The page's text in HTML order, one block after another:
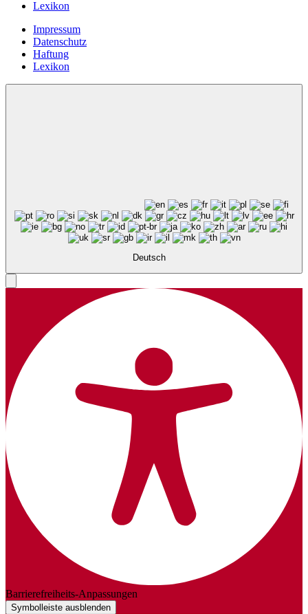
Lexikon
Impressum
Datenschutz
Haftung
Lexikon
Deutsch
Barrierefreiheits-Anpassungen
Symbolleiste ausblenden